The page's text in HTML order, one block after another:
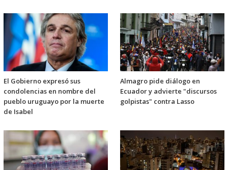
El Gobierno expresó sus
condolencias en nombre del
pueblo uruguayo por la muerte
de Isabel
Almagro pide diálogo en
Ecuador y advierte "discursos
golpistas" contra Lasso